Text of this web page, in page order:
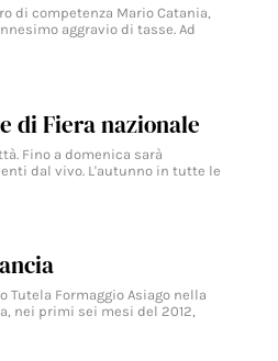
di competenza Mario Catania,
aggravio di tasse. Ad
di Fiera nazionale
Fino a domenica sarà
dal vivo. L'autunno in tutte le
Tutela Formaggio Asiago nella
nei primi sei mesi del 2012,